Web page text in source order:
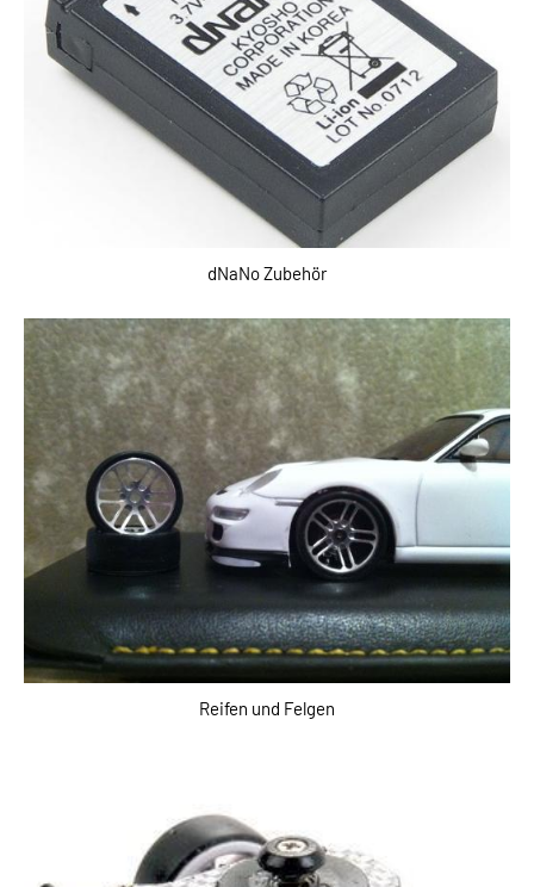
dNaNo Zubehör
Reifen und Felgen